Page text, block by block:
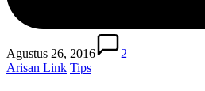
Agustus 26, 2016
2
Posted
Arisan Link Tips